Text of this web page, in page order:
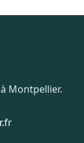
Montpellier.